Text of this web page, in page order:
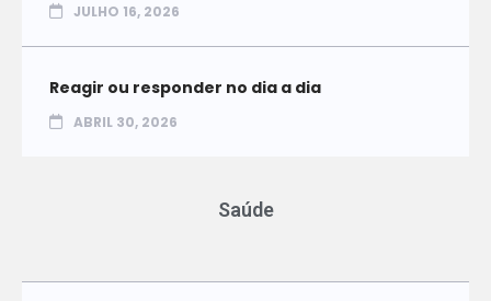
JULHO 16, 2026
Reagir ou responder no dia a dia
ABRIL 30, 2026
Saúde